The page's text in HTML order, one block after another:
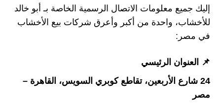
إليك جميع معلومات الاتصال الرسمية الخاصة بـ أبو خالد
للأخشاب، واحدة من أكبر وأعرق شركات بيع الأخشاب
في مصر:
📌 العنوان الرئيسي
24 شارع الأربعين، تقاطع كوبري السويس، القاهرة –
مصر